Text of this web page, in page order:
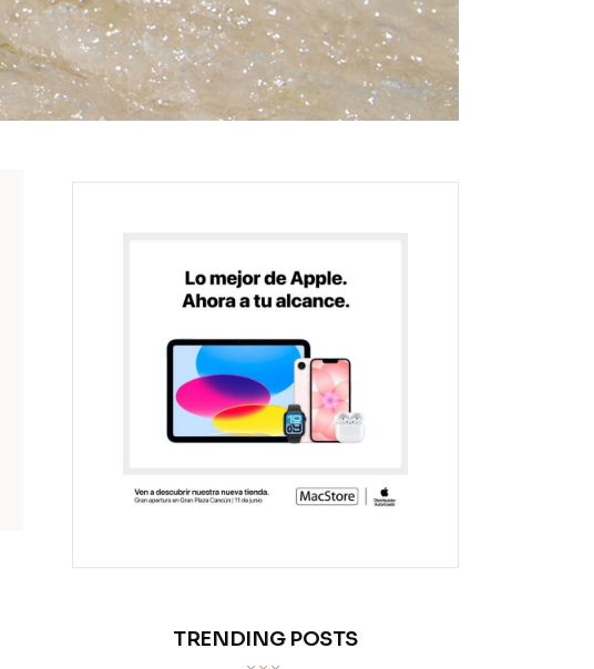
TRENDING POSTS